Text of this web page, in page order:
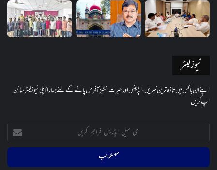
نیوز لیٹر
اپنے ان باکس میں تازہ ترین خبریں، اپڈیٹس اور حیرت انگیز آفرس پانے کے لئے ہمارا ڈیلی نیوز لیٹر سائن
اپ کریں
ایڈریس